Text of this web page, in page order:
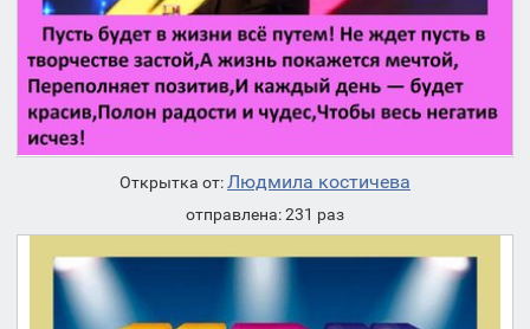
Открытка от:Людмила костичева
отправлена: 231 раз